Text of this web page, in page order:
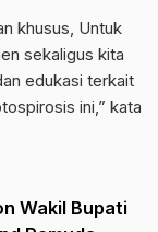
khusus, Untuk
sekaligus kita
edukasi terkait
ini,” kata
Wakil Bupati